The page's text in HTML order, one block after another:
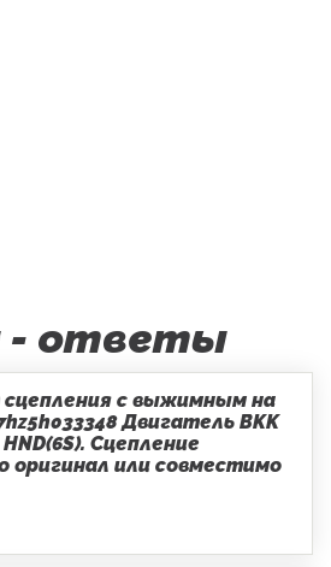
- ответы
с выжимным на
Двигатель BKK
Сцепление
оригинал или совместимо